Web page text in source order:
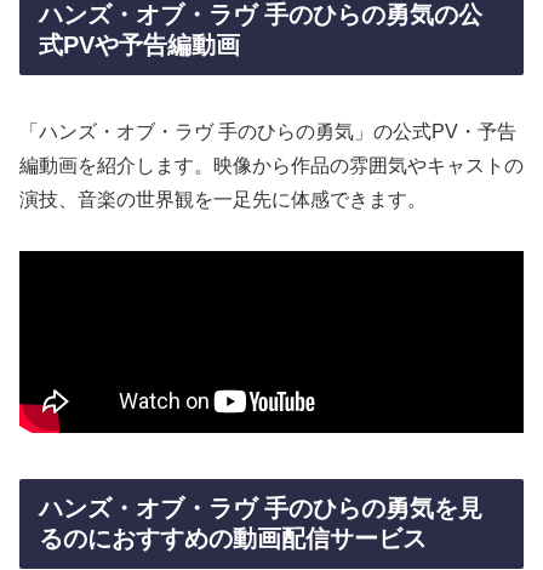
ハンズ・オブ・ラヴ 手のひらの勇気の公
式PVや予告編動画
「ハンズ・オブ・ラヴ 手のひらの勇気」の公式PV・予告
編動画を紹介します。映像から作品の雰囲気やキャストの
演技、音楽の世界観を一足先に体感できます。
ハンズ・オブ・ラヴ 手のひらの勇気を見
るのにおすすめの動画配信サービス